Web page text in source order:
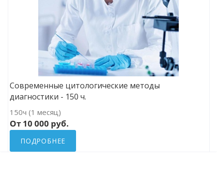
Современные цитологические методы
диагностики - 150 ч.
150ч (1 месяц)
От 10 000 руб.
ПОДРОБНЕЕ